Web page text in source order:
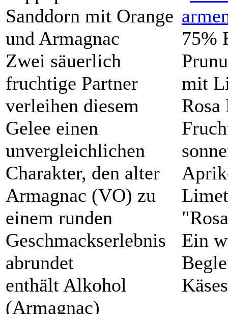
Sanddorn mit Orange
und Armagnac
Zwei säuerlich
fruchtige Partner
verleihen diesem
Gelee einen
unvergleichlichen
Charakter, den alter
Armagnac (VO) zu
einem runden
Geschmackserlebnis
abrundet
enthält Alkohol
(Armagnac)
75%
mit
Rosa
Ein